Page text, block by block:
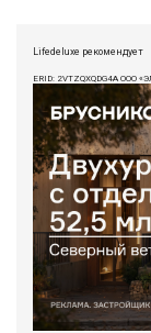
Lifedeluxe рекомендует
ERID: 2VTZQXQDG4A